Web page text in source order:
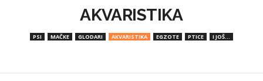
AKVARISTIKA
PSI MAČKE GLODARI AKVARISTIKA EGZOTE PTICE I JOŠ...